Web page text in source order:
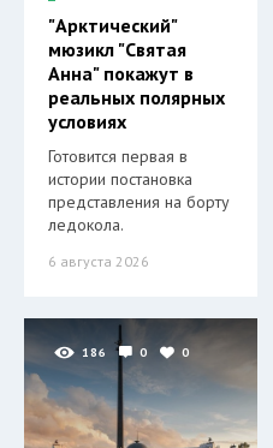
"Арктический"
мюзикл "Святая
Анна" покажут в
реальных полярных
условиях
Готовится первая в
истории постановка
представления на борту
ледокола.
6 августа 2026
186 0 0